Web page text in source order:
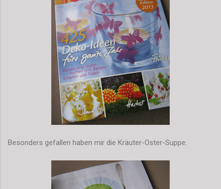
Besonders gefallen haben mir die Kräuter-Oster-Suppe: